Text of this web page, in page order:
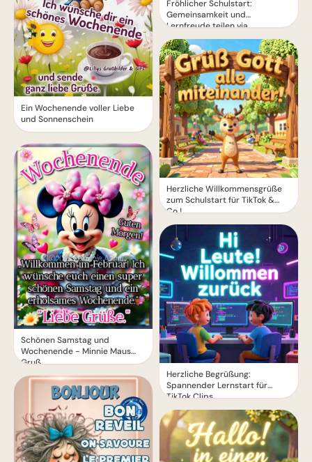
Ein Wochenende voller Liebe
und Sonnenschein
Schönen Samstag und
Wochenende - Minnie Maus
Gruß
Fröhlicher Schulstart:
Gemeinsamkeit und
Lernfreude teilen via
WhatsApp!
Herzliche Willkommensgrüße
zum Schulstart für TikTok &
Co.!
Herzliche Begrüßung:
Spannender Lernstart für
TikTok Clips